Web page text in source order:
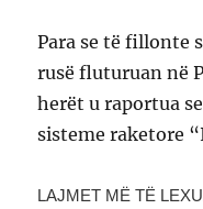
Para se të fillonte
rusë fluturuan në
herët u raportua
sisteme raketore